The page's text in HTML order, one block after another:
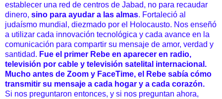
establecer una red de centros de Jabad, no para recaudar
dinero, sino para ayudar a las almas. Fortaleció al
judaísmo mundial, diezmado por el Holocausto. Nos enseñó
a utilizar cada innovación tecnológica y cada avance en la
comunicación para compartir su mensaje de amor, verdad y
santidad. Fue el primer Rebe en aparecer en radio,
televisión por cable y televisión satelital internacional.
Mucho antes de Zoom y FaceTime, el Rebe sabía cómo
transmitir su mensaje a cada hogar y a cada corazón.
Si nos preguntaron entonces, y si nos preguntan ahora,